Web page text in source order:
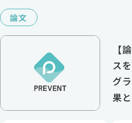
論文
【
ス
グ
果